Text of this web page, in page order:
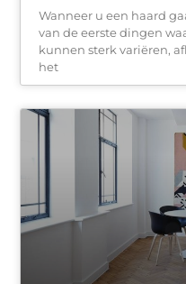
Wanneer u een haard
van de eerste dingen
kunnen sterk variëren,
het